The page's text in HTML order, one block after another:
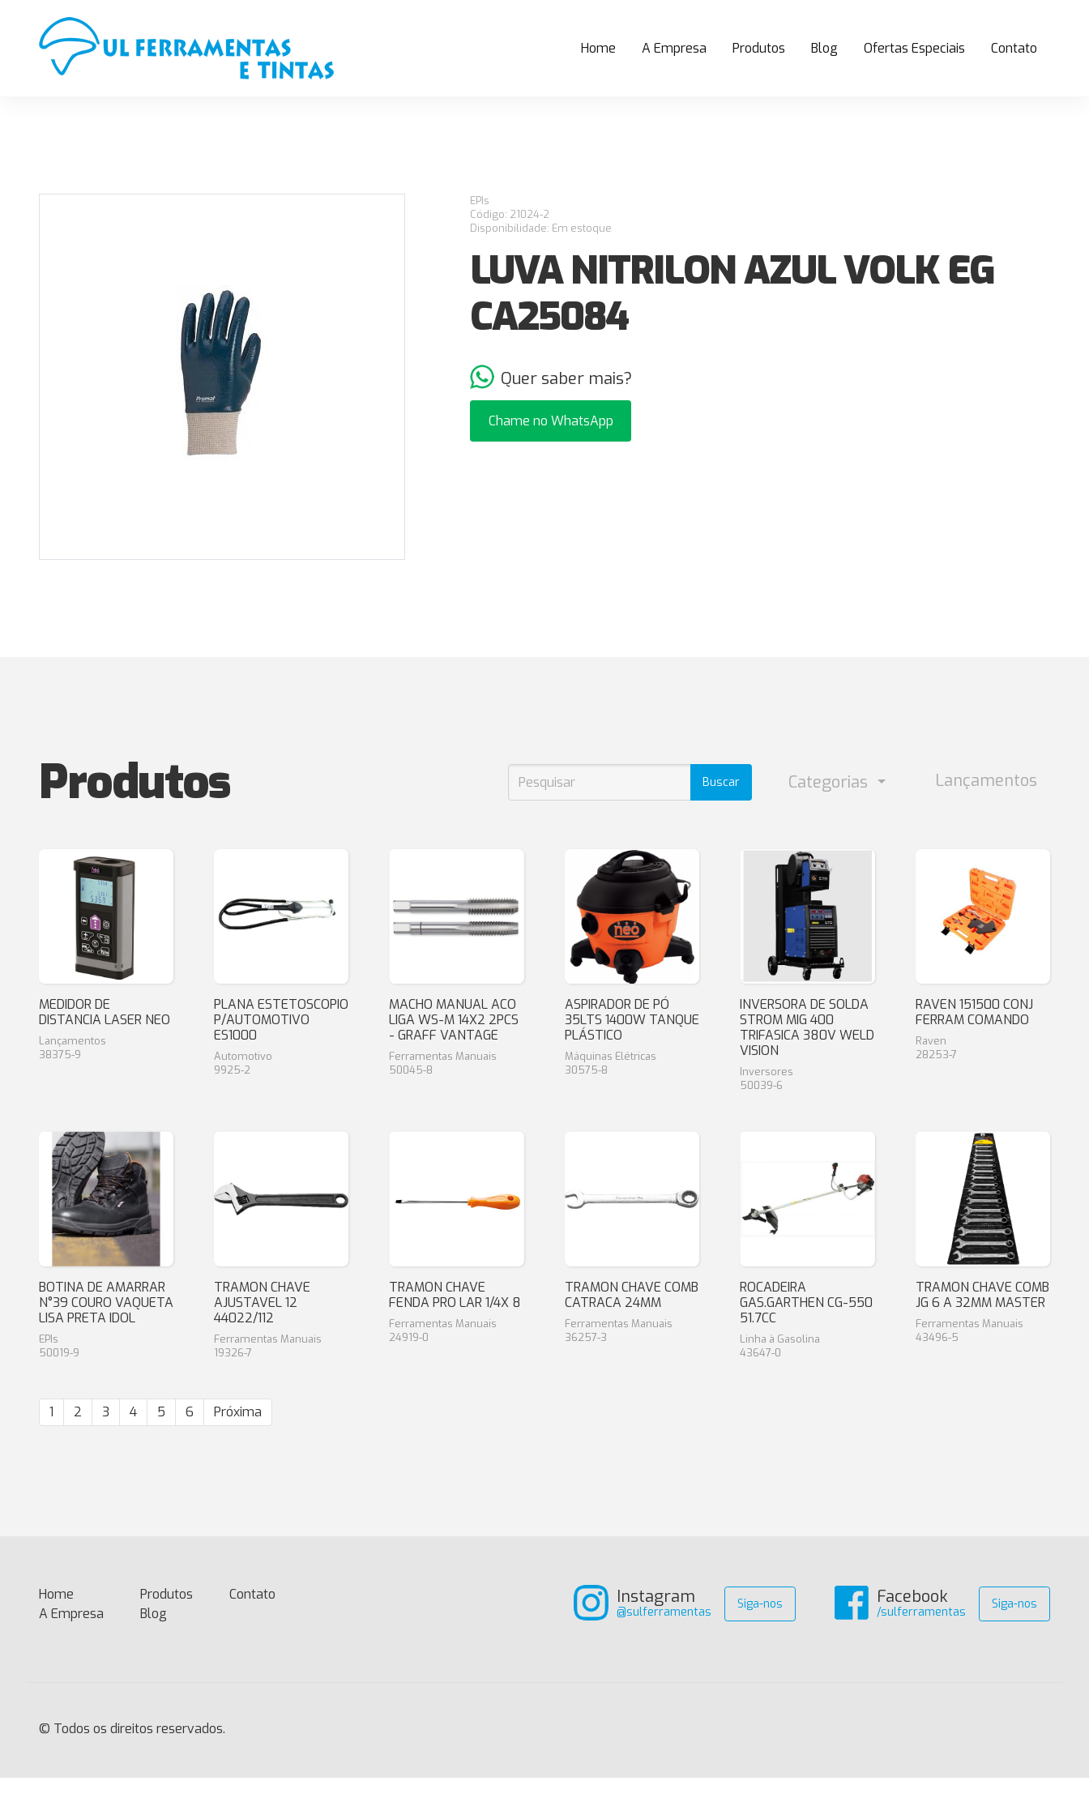
Home
(current)
A Empresa Produtos Blog Ofertas Especiais Contato
EPIs
Código: 21024-2
Disponibilidade: Em estoque
LUVA NITRILON AZUL VOLK EG
CA25084
Quer saber mais?
Chame no WhatsApp
Produtos Buscar Categorias Lançamentos
MEDIDOR DE
DISTANCIA LASER NEO
Lançamentos
38375-9
PLANA ESTETOSCOPIO
P/AUTOMOTIVO
ES1000
Automotivo
9925-2
MACHO MANUAL ACO
LIGA WS-M 14X2 2PCS
- GRAFF VANTAGE
Ferramentas Manuais
50045-8
ASPIRADOR DE PÓ
35LTS 1400W TANQUE
PLÁSTICO
Máquinas Elétricas
30575-8
INVERSORA DE SOLDA
STROM MIG 400
TRIFASICA 380V WELD
VISION
Inversores
50039-6
RAVEN 151500 CONJ
FERRAM COMANDO
Raven
28253-7
BOTINA DE AMARRAR
N°39 COURO VAQUETA
LISA PRETA IDOL
EPIs
50019-9
TRAMON CHAVE
AJUSTAVEL 12
44022/112
Ferramentas Manuais
19326-7
TRAMON CHAVE
FENDA PRO LAR 1/4X 8
Ferramentas Manuais
24919-0
TRAMON CHAVE COMB
CATRACA 24MM
Ferramentas Manuais
36257-3
ROCADEIRA
GAS.GARTHEN CG-550
51.7CC
Linha à Gasolina
43647-0
TRAMON CHAVE COMB
JG 6 A 32MM MASTER
Ferramentas Manuais
43496-5
1 2 3 4 5 6 Próxima
Home
A Empresa
Produtos
Blog
Contato Instagram
@sulferramentas
Siga-nos Facebook
/sulferramentas
Siga-nos
© Todos os direitos reservados.